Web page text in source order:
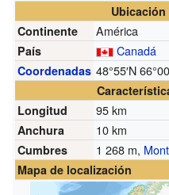
Ubicación
Continente
América
País Canadá
Coordenadas 48°55′N
Longitud
95 km
Anchura 10 km
Cumbres 1 268 m,
Mapa de localización